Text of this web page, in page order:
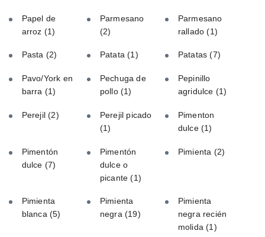
Papel de
arroz (1)
Parmesano
(2)
Parmesano
rallado(1)
Pasta (2) Patata(1) Patatas(7)
Pavo/York en
barra (1)
Pechuga de
pollo (1)
Pepinillo
agridulce (1)
Perejil(2)
Perejil picado
(1)
Pimenton
dulce(1)
Pimentón
dulce (7)
Pimentón
dulce o
picante(1)
Pimienta (2)
Pimienta
blanca (5)
Pimienta
negra (19)
Pimienta
negra recién
molida(1)